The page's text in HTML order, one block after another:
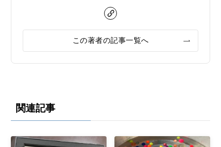
この著者の記事一覧へ
関連記事